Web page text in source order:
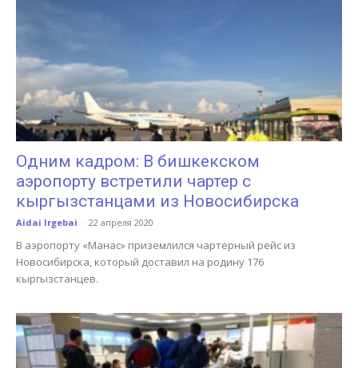
Одним кадром: В бишкекском
аэропорту встретили чартер с
кыргызстанцами из Новосибирска
Aidai Irgebai - 22 апреля 2020
В аэропорту «Манас» приземлился чартерный рейс из
Новосибирска, который доставил на родину 176
кыргызстанцев.